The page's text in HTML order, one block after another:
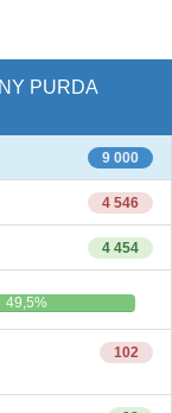
PURDA
9 000
4 546
4 454
49,5%
102